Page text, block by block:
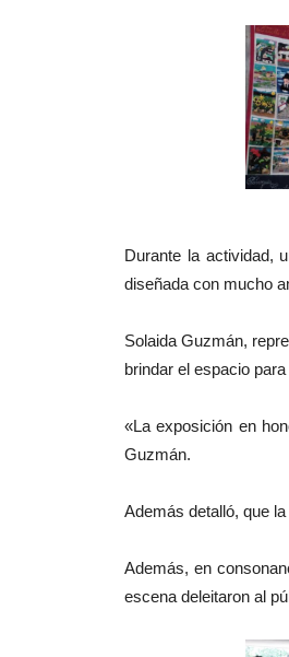
Durante la actividad,
diseñada con mucho
Solaida Guzmán,
brindar el espacio
«La exposición en
Guzmán.
Además detalló, que
Además, en
escena deleitaron al